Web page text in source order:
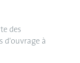
des
d'ouvrage à